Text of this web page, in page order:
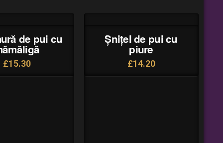
de pui cu
£15.30
Șnițel de pui cu
piure
£14.20